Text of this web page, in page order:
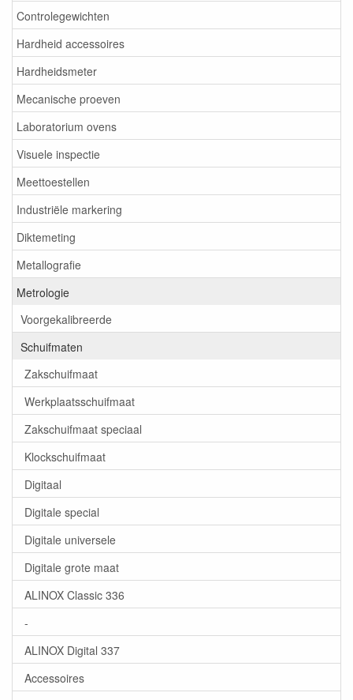
Controlegewichten
Hardheid accessoires
Hardheidsmeter
Mecanische proeven
Laboratorium ovens
Visuele inspectie
Meettoestellen
Industriële markering
Diktemeting
Metallografie
Metrologie
Voorgekalibreerde
Schuifmaten
Zakschuifmaat
Werkplaatsschuifmaat
Zakschuifmaat speciaal
Klockschuifmaat
Digitaal
Digitale special
Digitale universele
Digitale grote maat
ALINOX Classic 336
-
ALINOX Digital 337
Accessoires